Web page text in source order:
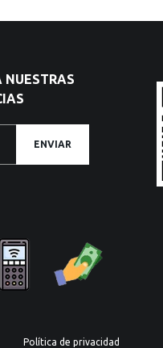
NUESTRAS
ENVIAR
Política de privacidad